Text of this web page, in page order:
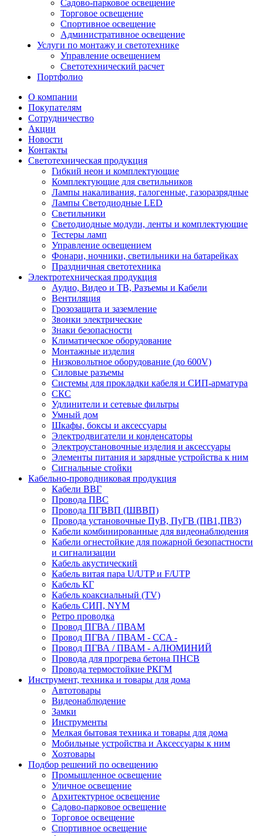
Садово-парковое освещение
Торговое освещение
Спортивное освещение
Административное освещение
Услуги по монтажу и светотехнике
Управление освещением
Светотехнический расчет
Портфолио
О компании
Покупателям
Сотрудничество
Акции
Новости
Контакты
Светотехническая продукция
Гибкий неон и комплектующие
Комплектующие для светильников
Лампы накаливания, галогенные, газоразрядные
Лампы Светодиодные LED
Светильники
Светодиодные модули, ленты и комплектующие
Тестеры ламп
Управление освещением
Фонари, ночники, светильники на батарейках
Праздничная светотехника
Электротехническая продукция
Аудио, Видео и ТВ, Разъемы и Кабели
Вентиляция
Грозозащита и заземление
Звонки электрические
Знаки безопасности
Климатическое оборудование
Монтажные изделия
Низковольтное оборудование (до 600V)
Силовые разъемы
Системы для прокладки кабеля и СИП-арматура
СКС
Удлинители и сетевые фильтры
Умный дом
Шкафы, боксы и аксессуары
Электродвигатели и конденсаторы
Электроустановочные изделия и аксессуары
Элементы питания и зарядные устройства к ним
Сигнальные стойки
Кабельно-проводниковая продукция
Кабели ВВГ
Провода ПВС
Провода ПГВВП (ШВВП)
Провода установочные ПуВ, ПуГВ (ПВ1,ПВ3)
Кабели комбинированные для видеонаблюдения
Кабели огнестойкие для пожарной безопастности
и сигнализации
Кабель акустический
Кабель витая пара U/UTP и F/UTP
Кабель КГ
Кабель коаксиальный (TV)
Кабель СИП, NYM
Ретро проводка
Провод ПГВА / ПВАМ
Провод ПГВА / ПВАМ - CCA -
Провод ПГВА / ПВАМ - АЛЮМИНИЙ
Провода для прогрева бетона ПНСВ
Провода термостойкие РКГМ
Инструмент, техника и товары для дома
Автотовары
Видеонаблюдение
Замки
Инструменты
Мелкая бытовая техника и товары для дома
Мобильные устройства и Аксессуары к ним
Хозтовары
Подбор решений по освещению
Промышленное освещение
Уличное освещение
Архитектурное освещение
Садово-парковое освещение
Торговое освещение
Спортивное освещение